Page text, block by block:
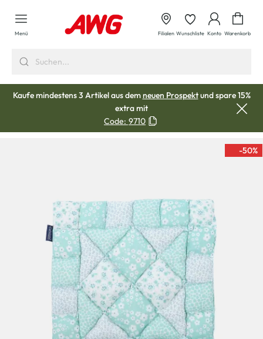
springen
Menü Filialen Wunschliste Konto Warenkorb
Kaufe mindestens 3 Artikel aus demneuen Prospektund spare 15%
extra mit
Code: 9710
-50%